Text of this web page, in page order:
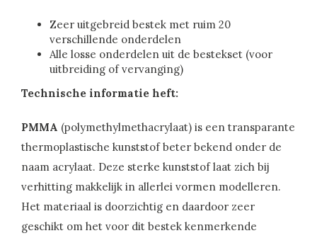
Zeer uitgebreid bestek met ruim 20
verschillende onderdelen
Alle losse onderdelen uit de bestekset (voor
uitbreiding of vervanging)
Technische informatie heft:
PMMA (polymethylmethacrylaat) is een transparante
thermoplastische kunststof beter bekend onder de
naam acrylaat. Deze sterke kunststof laat zich bij
verhitting makkelijk in allerlei vormen modelleren.
Het materiaal is doorzichtig en daardoor zeer
geschikt om het voor dit bestek kenmerkende